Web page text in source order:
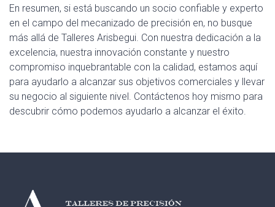
En resumen, si está buscando un socio confiable y experto
en el campo del mecanizado de precisión en, no busque
más allá de Talleres Arisbegui. Con nuestra dedicación a la
excelencia, nuestra innovación constante y nuestro
compromiso inquebrantable con la calidad, estamos aquí
para ayudarlo a alcanzar sus objetivos comerciales y llevar
su negocio al siguiente nivel. Contáctenos hoy mismo para
descubrir cómo podemos ayudarlo a alcanzar el éxito.